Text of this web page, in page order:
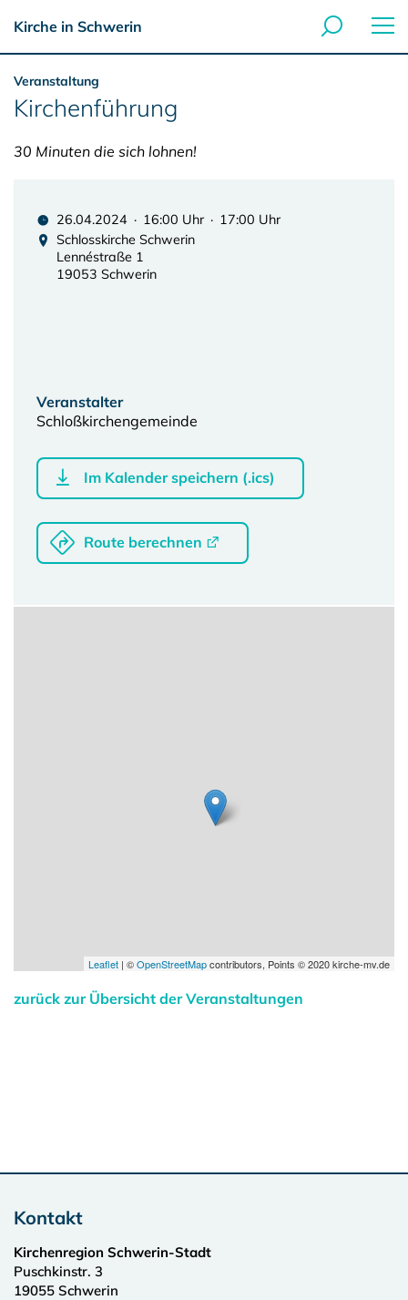
Kirche in Schwerin
Veranstaltung
Kirchenführung
30 Minuten die sich lohnen!
26.04.2024 · 16:00 Uhr · 17:00 Uhr
Schlosskirche Schwerin
Lennéstraße 1
19053 Schwerin
Veranstalter
Schloßkirchengemeinde
Im Kalender speichern (.ics)
Route berechnen
Leaflet | ©OpenStreetMapcontributors, Points © 2020 kirche-mv.de
zurück zur Übersicht der Veranstaltungen
Kontakt
Kirchenregion Schwerin-Stadt
Puschkinstr. 3
19055 Schwerin